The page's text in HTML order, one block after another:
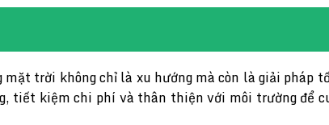
trời không chỉ là xu hướng mà còn là giải pháp
tiết kiệm chi phí và thân thiện với môi trường để